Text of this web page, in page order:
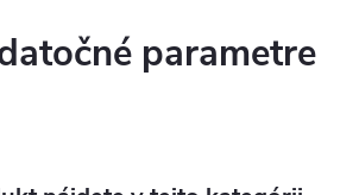
parametre